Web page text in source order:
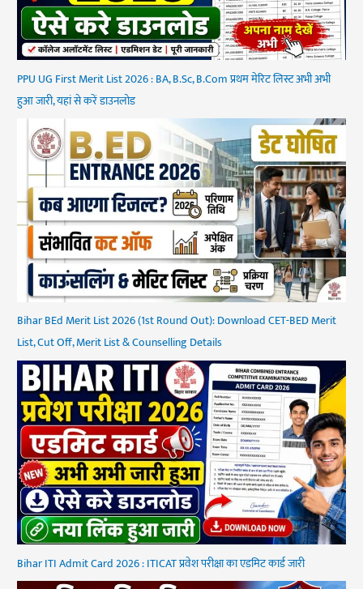
PPU UG First Merit List 2026 : BA, B.Sc, B.Com प्रथम मेरिट लिस्ट अभी अभी
हुआ जारी, यहां से करें डाउनलोड
Bihar BEd Merit List 2026 (1st Round Out): Download CET-BED Merit
List, Cut Off, Merit List & Counselling Details
Bihar ITI Admit Card 2026 : ITICAT प्रवेश परीक्षा का एडमिट कार्ड जारी